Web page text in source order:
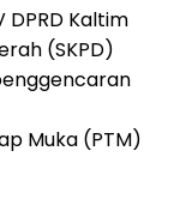
DPRD Kaltim
(SKPD)
Muka (PTM)